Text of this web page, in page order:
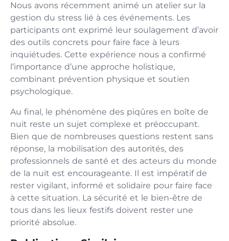
Nous avons récemment animé un atelier sur la
gestion du stress lié à ces événements. Les
participants ont exprimé leur soulagement d’avoir
des outils concrets pour faire face à leurs
inquiétudes. Cette expérience nous a confirmé
l’importance d’une approche holistique,
combinant prévention physique et soutien
psychologique.
Au final, le phénomène des piqûres en boîte de
nuit reste un sujet complexe et préoccupant.
Bien que de nombreuses questions restent sans
réponse, la mobilisation des autorités, des
professionnels de santé et des acteurs du monde
de la nuit est encourageante. Il est impératif de
rester vigilant, informé et solidaire pour faire face
à cette situation. La sécurité et le bien-être de
tous dans les lieux festifs doivent rester une
priorité absolue.